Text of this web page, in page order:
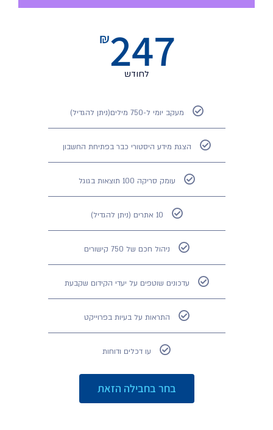
₪247
לחודש
מעקב יומי ל-750 מילים(ניתן להגדיל)
הצגת מידע היסטורי כבר בפתיחת החשבון
עומק סריקה 100 תוצאות בגוגל
10 אתרים (ניתן להגדיל)
ניהול חכם של 750 קישורים
עדכונים שוטפים על יעדי הקידום שקבעת
התראות על בעיות בפרוייקט
עו דכלים ודוחות
בחר בחבילה הזאת